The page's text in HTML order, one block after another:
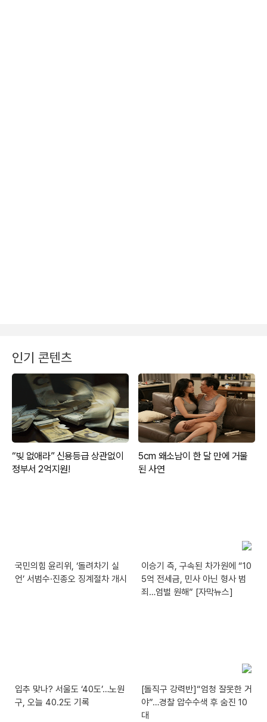
인기 콘텐츠
국민의힘 윤리위, ‘돌려차기 실
언’ 서범수·진종오 징계절차 개시
이승기 측, 구속된 차가원에 “10
5억 전세금, 민사 아닌 형사 범
죄…엄벌 원해” [자막뉴스]
입추 맞나? 서울도 ‘40도’…노원
구, 오늘 40.2도 기록
[돌직구 강력반]“엄청 잘못한 거
야”…경찰 압수수색 후 숨진 10
대